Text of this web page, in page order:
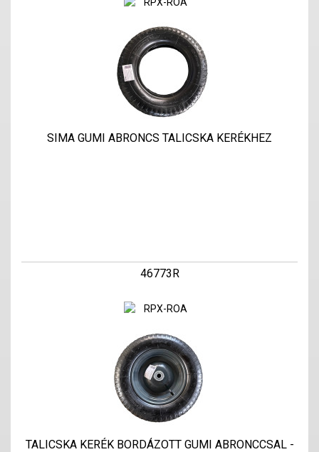
SIMA GUMI ABRONCS TALICSKA KERÉKHEZ
46773R
TALICSKA KERÉK BORDÁZOTT GUMI ABRONCCSAL -